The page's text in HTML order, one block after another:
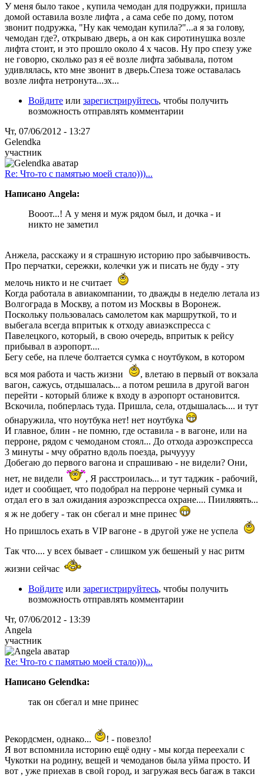
У меня было такое , купила чемодан для подружки, пришла
домой оставила возле лифта , а сама себе по дому, потом
звонит подружка, "Ну как чемодан купила?"...а я за голову,
чемодан где?, открываю дверь, а он как сиротинушка возле
лифта стоит, и это прошло около 4 х часов. Ну про спезу уже
не говорю, сколько раз я её возле лифта забывала, потом
удивлялась, кто мне звонит в дверь.Спеза тоже оставалась
возле лифта нетронута...эх...
Войдите или зарегистрируйтесь, чтобы получить
возможность отправлять комментарии
Чт, 07/06/2012 - 13:27
Gelendka
участник
Re: Что-то с памятью моей стало)))...
Написано Angela:
Вооот...! А у меня и муж рядом был, и дочка - и
никто не заметил
Анжела, расскажу и я страшную историю про забывчивость.
Про перчатки, сережки, колечки уж и писать не буду - эту
мелочь никто и не считает
Когда работала в авиакомпании, то дважды в неделю летала из
Волгограда в Москву, а потом из Москвы в Воронеж.
Поскольку пользовалась самолетом как маршруткой, то и
выбегала всегда впритык к отходу авиаэкспресса с
Павелецкого, который, в свою очередь, впритык к рейсу
прибывал в аэропорт....
Бегу себе, на плече болтается сумка с ноутбуком, в котором
вся моя работа и часть жизни
, влетаю в первый от вокзала
вагон, сажусь, отдышалась... а потом решила в другой вагон
перейти - который ближе к входу в аэропорт остановится.
Вскочила, побперлась туда. Пришла, села, отдышалась.... и тут
обнаружила, что ноутбука нет! нет ноутбука
И главное, блин - не помню, где оставила - в вагоне, или на
перроне, рядом с чемоданом стоял... До отхода аэроэкспресса
3 минуты - мчу обратно вдоль поезда, рычуууу
Добегаю до первого вагона и спрашиваю - не видели? Они,
нет, не видели
, Я расстроилась... и тут таджик - рабочий,
идет и сообщает, что подобрал на перроне черный сумка и
отдал его в зал ожидания аэроэкспресса охране.... Пииляяять...
я ж не добегу - так он сбегал и мне принес
Но пришлось ехать в VIP вагоне - в другой уже не успела
Так что.... у всех бывает - слишком уж бешеный у нас ритм
жизни сейчас
Войдите или зарегистрируйтесь, чтобы получить
возможность отправлять комментарии
Чт, 07/06/2012 - 13:39
Angela
участник
Re: Что-то с памятью моей стало)))...
Написано Gelendka:
так он сбегал и мне принес
Рекордсмен, однако...
! - повезло!
Я вот вспомнила историю ещё одну - мы когда переехали с
Чукотки на родину, вещей и чемоданов была уйма просто. И
вот , уже приехав в свой город, и загружая весь багаж в такси